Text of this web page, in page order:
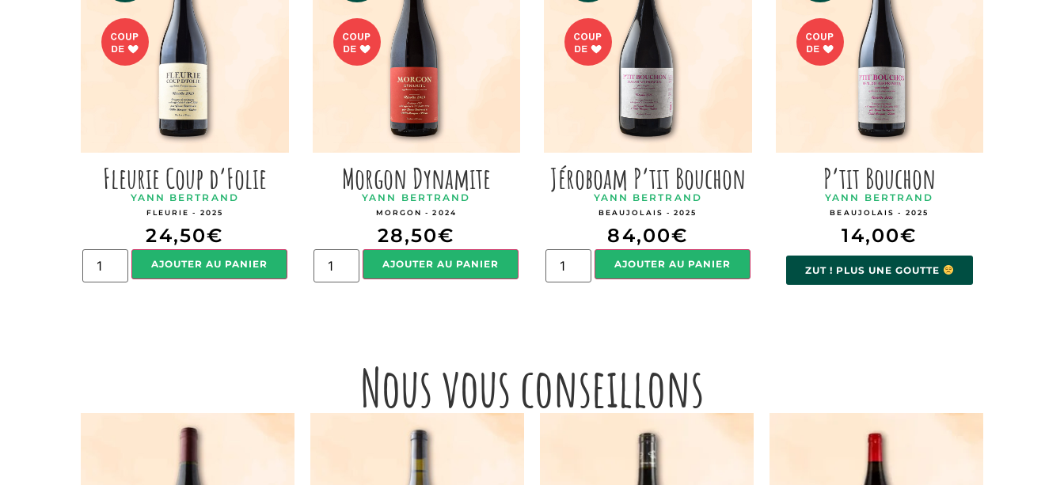
Fleurie Coup d’Folie
YANN BERTRAND
FLEURIE - 2025
24,50€
AJOUTER AU PANIER
Morgon Dynamite
YANN BERTRAND
MORGON - 2024
28,50€
AJOUTER AU PANIER
Jéroboam P’tit Bouchon
YANN BERTRAND
BEAUJOLAIS - 2025
84,00€
AJOUTER AU PANIER
P’tit Bouchon
YANN BERTRAND
BEAUJOLAIS - 2025
14,00€
ZUT ! PLUS UNE GOUTTE
Nous vous conseillons